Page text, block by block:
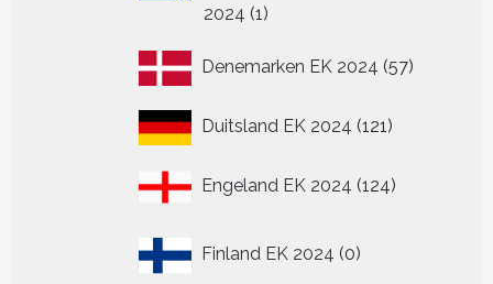
2024 11
Denemarken EK 2024 5757
Duitsland EK 2024 121121
Engeland EK 2024 124124
Finland EK 2024 0
producten